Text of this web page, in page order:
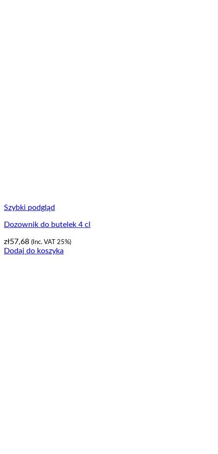
Szybki podgląd
Dozownik do butelek 4 cl
zł57,68 (Inc. VAT 25%)
Dodaj do koszyka